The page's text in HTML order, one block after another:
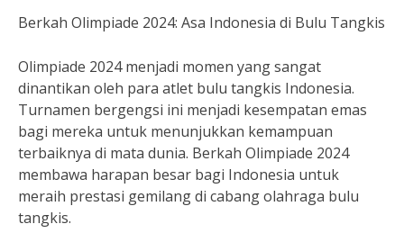
Berkah Olimpiade 2024: Asa Indonesia di Bulu Tangkis
Olimpiade 2024 menjadi momen yang sangat
dinantikan oleh para atlet bulu tangkis Indonesia.
Turnamen bergengsi ini menjadi kesempatan emas
bagi mereka untuk menunjukkan kemampuan
terbaiknya di mata dunia. Berkah Olimpiade 2024
membawa harapan besar bagi Indonesia untuk
meraih prestasi gemilang di cabang olahraga bulu
tangkis.